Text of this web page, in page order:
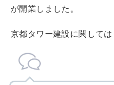
が開業しました。
京都タワー建設に関しては